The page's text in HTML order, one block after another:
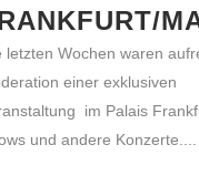
letzten Wochen waren
einer exklusiven
im Palais
und andere Konzerte....